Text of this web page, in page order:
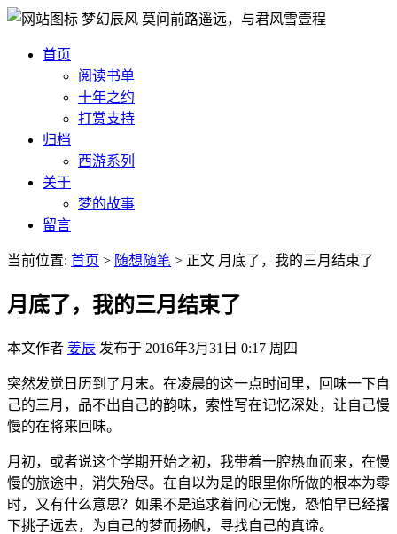
梦幻辰风 莫问前路遥远，与君风雪壹程
首页
阅读书单
十年之约
打赏支持
归档
西游系列
关于
梦的故事
留言
当前位置: 首页 > 随想随笔 > 正文 月底了，我的三月结束了
月底了，我的三月结束了
本文作者 姜辰 发布于 2016年3月31日 0:17 周四
突然发觉日历到了月末。在凌晨的这一点时间里，回味一下自
己的三月，品不出自己的韵味，索性写在记忆深处，让自己慢
慢的在将来回味。
月初，或者说这个学期开始之初，我带着一腔热血而来，在慢
慢的旅途中，消失殆尽。在自以为是的眼里你所做的根本为零
时，又有什么意思？如果不是追求着问心无愧，恐怕早已经撂
下挑子远去，为自己的梦而扬帆，寻找自己的真谛。